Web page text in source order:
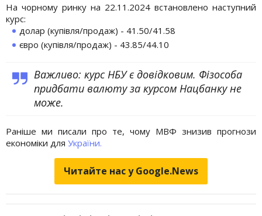
На чорному ринку на 22.11.2024 встановлено наступний
курс:
долар (купівля/продаж) - 41.50/41.58
євро (купівля/продаж) - 43.85/44.10
Важливо: курс НБУ є довідковим. Фізособа
придбати валюту за курсом Нацбанку не
може.
Раніше ми писали про те, чому МВФ знизив прогнози
економіки для України.
Читайте нас у Google.News